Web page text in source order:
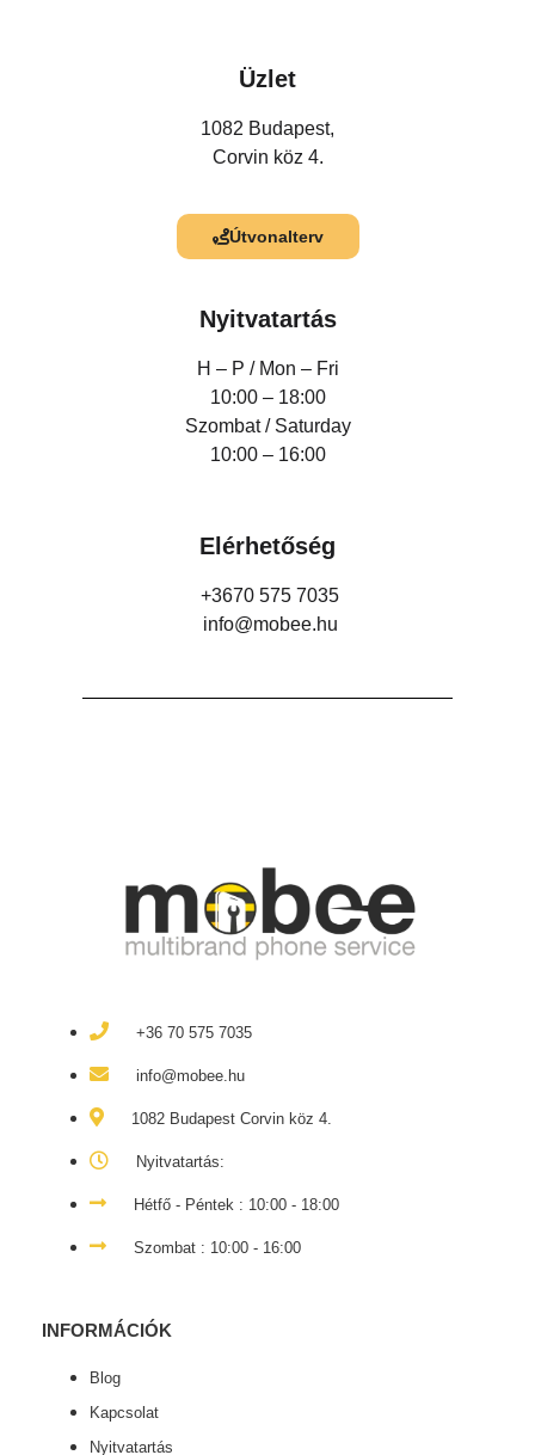
Üzlet
1082 Budapest,
Corvin köz 4.
Útvonalterv
Nyitvatartás
H – P / Mon – Fri
10:00 – 18:00
Szombat / Saturday
10:00 – 16:00
Elérhetőség
+3670 575 7035
info@mobee.hu
+36 70 575 7035
info@mobee.hu
1082 Budapest Corvin köz 4.
Nyitvatartás:
Hétfő - Péntek : 10:00 - 18:00
Szombat : 10:00 - 16:00
INFORMÁCIÓK
Blog
Kapcsolat
Nyitvatartás